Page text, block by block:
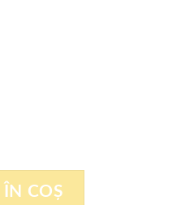
cu maneta 4H210-08
COȘ